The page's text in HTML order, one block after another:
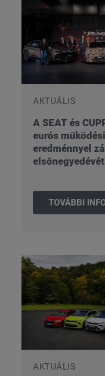
AKTUÁLIS
A SEAT és
eurós működési
eredménnyel
TOVÁBBI
AKTUÁLIS